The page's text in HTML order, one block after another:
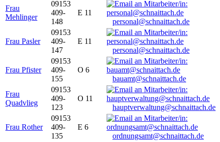
Frau
Mehlinger
09153
409-
148
E 11
personal@schnaittach.de
Frau Pasler
09153
409-
147
E 11
personal@schnaittach.de
Frau Pfister
09153
409-
155
O 6
bauamt@schnaittach.de
Frau
Quadvlieg
09153
409-
123
O 11
hauptverwaltung@schnaittach.de
Frau Rother
09153
409-
135
E 6
ordnungsamt@schnaittach.de